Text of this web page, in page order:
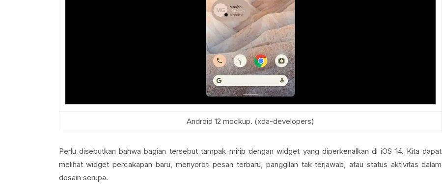
Android 12 mockup. (xda-developers)
Perlu disebutkan bahwa bagian tersebut tampak mirip dengan widget yang diperkenalkan di iOS 14. Kita dapat
melihat widget percakapan baru, menyoroti pesan terbaru, panggilan tak terjawab, atau status aktivitas dalam
desain serupa.